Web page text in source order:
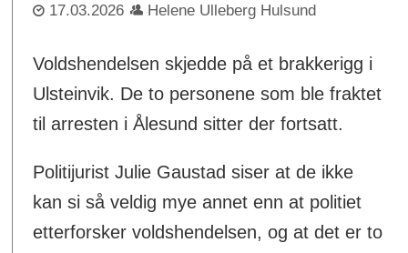
17.03.2026 Helene Ulleberg Hulsund
Voldshendelsen skjedde på et brakkerigg i
Ulsteinvik. De to personene som ble fraktet
til arresten i Ålesund sitter der fortsatt.
Politijurist Julie Gaustad siser at de ikke
kan si så veldig mye annet enn at politiet
etterforsker voldshendelsen, og at det er to